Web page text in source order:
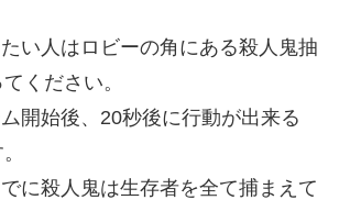
い人はロビーの角にある殺人鬼抽
ください。
開始後、20秒後に行動が出来る
に殺人鬼は生存者を全て捕まえて